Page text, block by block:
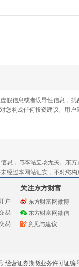
假信息或者误导性信息，
您构成任何投资建议。用
息，与本站立场无关。东
经过本网站证实，不对您
户
易
易
关注东方财富
东方财富网微博
东方财富网微信
意见与建议
经营证券期货业务许可证编